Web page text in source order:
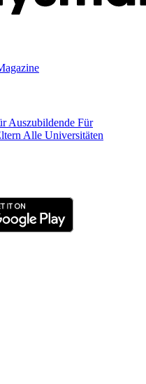
Auszubildende Für
Alle Universitäten